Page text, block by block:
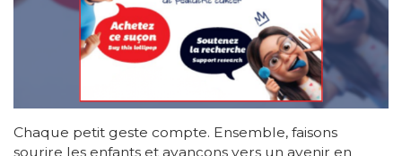
Chaque petit geste compte. Ensemble, faisons
sourire les enfants et avançons vers un avenir en